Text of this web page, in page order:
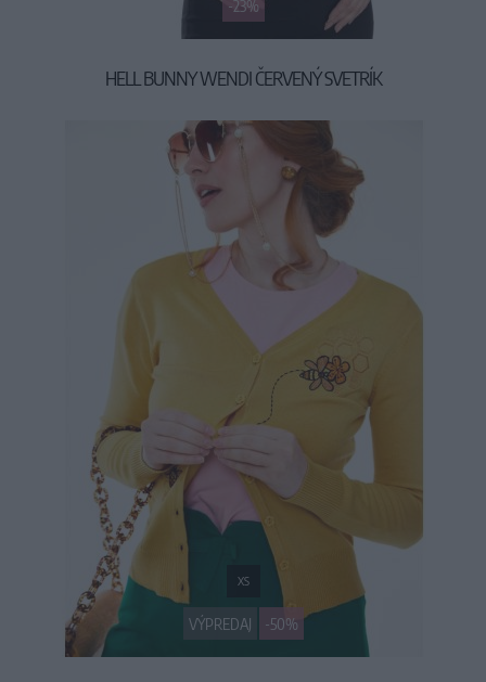
-23%
HELL BUNNY WENDI ČERVENÝ SVETRÍK
25,90 € 19,90 €
VÝPREDAJ -50%
XS